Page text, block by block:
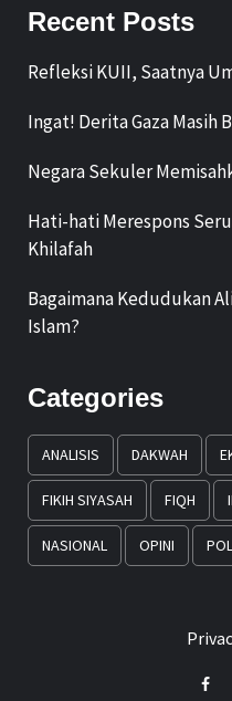
Recent Posts
Refleksi KUII, Saatnya
Ingat! Derita Gaza Masih
Negara Sekuler
Hati-hati Merespons
Khilafah
Bagaimana Kedudukan
Islam?
Categories
ANALISIS DAKWAH
FIKIH SIYASAH FIQH
NASIONAL OPINI